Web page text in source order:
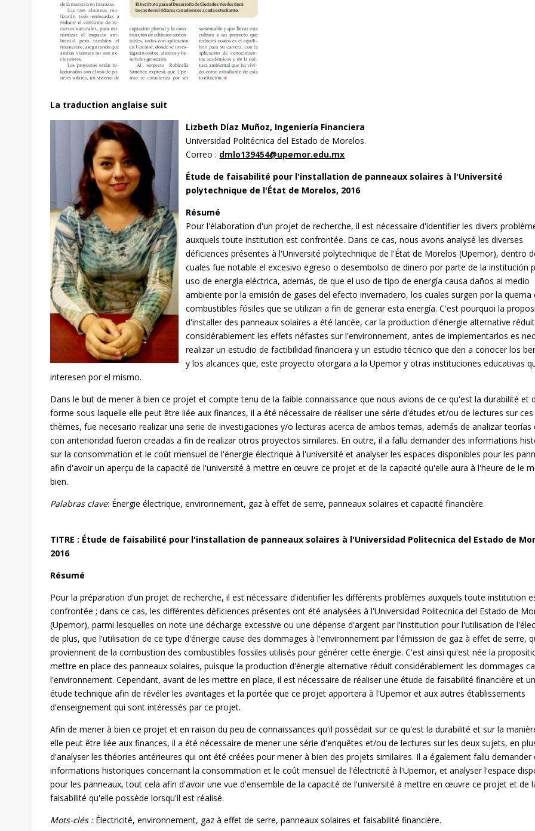
La traduction anglaise suit
Lizbeth Díaz Muñoz, Ingeniería Financiera
Universidad Politécnica del Estado de Morelos.
Correo : dmlo139454@upemor.edu.mx
Étude de faisabilité pour l'installation de panneaux solaires à l'Université
polytechnique de l'État de Morelos, 2016
Résumé
Pour l'élaboration d'un projet de recherche, il est nécessaire d'identifier les divers
auxquels toute institution est confrontée. Dans ce cas, nous avons analysé les diverses
déficiences présentes à l'Université polytechnique de l'État de Morelos (Upemor), dentro
cuales fue notable el excesivo egreso o desembolso de dinero por parte de la institución
uso de energía eléctrica, además, de que el uso de tipo de energía causa daños al medio
ambiente por la emisión de gases del efecto invernadero, los cuales surgen por la quema
combustibles fósiles que se utilizan a fin de generar esta energía. C'est pourquoi la
d'installer des panneaux solaires a été lancée, car la production d'énergie alternative réduit
considérablement les effets néfastes sur l'environnement, antes de implementarlos es
realizar un estudio de factibilidad financiera y un estudio técnico que den a conocer los
y los alcances que, este proyecto otorgara a la Upemor y otras instituciones educativas
interesen por el mismo.
Dans le but de mener à bien ce projet et compte tenu de la faible connaissance que nous avions de ce qu'est la durabilité et
forme sous laquelle elle peut être liée aux finances, il a été nécessaire de réaliser une série d'études et/ou de lectures sur
thèmes, fue necesario realizar una serie de investigaciones y/o lecturas acerca de ambos temas, además de analizar teorías
con anterioridad fueron creadas a fin de realizar otros proyectos similares. En outre, il a fallu demander des informations
sur la consommation et le coût mensuel de l'énergie électrique à l'université et analyser les espaces disponibles pour les
afin d'avoir un aperçu de la capacité de l'université à mettre en œuvre ce projet et de la capacité qu'elle aura à l'heure de le
bien.
Palabras clave: Énergie électrique, environnement, gaz à effet de serre, panneaux solaires et capacité financière.
TITRE : Étude de faisabilité pour l'installation de panneaux solaires à l'Universidad Politecnica del Estado de
2016
Résumé
Pour la préparation d'un projet de recherche, il est nécessaire d'identifier les différents problèmes auxquels toute institution
confrontée ; dans ce cas, les différentes déficiences présentes ont été analysées à l'Universidad Politecnica del Estado de
(Upemor), parmi lesquelles on note une décharge excessive ou une dépense d'argent par l'institution pour l'utilisation de
de plus, que l'utilisation de ce type d'énergie cause des dommages à l'environnement par l'émission de gaz à effet de serre,
proviennent de la combustion des combustibles fossiles utilisés pour générer cette énergie. C'est ainsi qu'est née la
mettre en place des panneaux solaires, puisque la production d'énergie alternative réduit considérablement les dommages
l'environnement. Cependant, avant de les mettre en place, il est nécessaire de réaliser une étude de faisabilité financière et
étude technique afin de révéler les avantages et la portée que ce projet apportera à l'Upemor et aux autres établissements
d'enseignement qui sont intéressés par ce projet.
Afin de mener à bien ce projet et en raison du peu de connaissances qu'il possédait sur ce qu'est la durabilité et sur la
elle peut être liée aux finances, il a été nécessaire de mener une série d'enquêtes et/ou de lectures sur les deux sujets, en
d'analyser les théories antérieures qui ont été créées pour mener à bien des projets similaires. Il a également fallu demander
informations historiques concernant la consommation et le coût mensuel de l'électricité à l'Upemor, et analyser l'espace
pour les panneaux, tout cela afin d'avoir une vue d'ensemble de la capacité de l'université à mettre en œuvre ce projet et de
faisabilité qu'elle possède lorsqu'il est réalisé.
Mots-clés : Électricité, environnement, gaz à effet de serre, panneaux solaires et faisabilité financière.